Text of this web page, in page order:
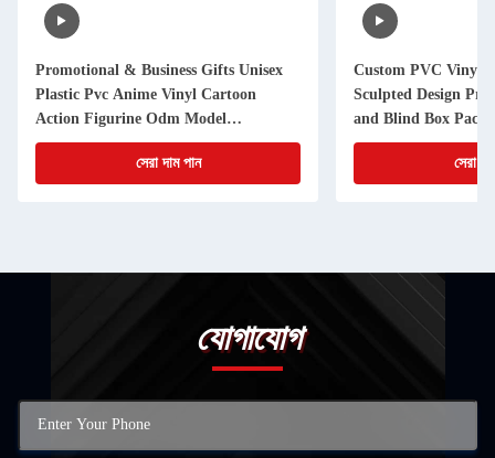
আপনার পরবর্তী হিট ব্লাইন্ড বক্স সিরিজ চালু করার জন্য প্রস্তুত?
এমন একটি কারখানার সাথে অংশীদার হোন যা আইপি মূল্য বোঝে, কঠোর মানের মান
প্রস্তাবিত পণ্য